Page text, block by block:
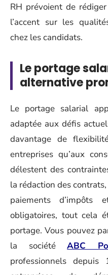
RH prévoient de
l’accent sur les
chez les candidats.
Le portage
alternative
Le portage salarial
adaptée aux défis
davantage de
entreprises qu’aux
délestent des
la rédaction des
paiements d’impôts
obligatoires, tout cela
portage. Vous pouvez
la sociétéABC
professionnels